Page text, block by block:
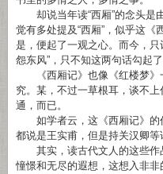
却说当年读“西厢”的念头是由
觉有多处提及“西厢”，似乎这
是，便起了一观之心。而今，
怨东风”，只不知这两句话勾起
《西厢记》也像《红楼梦》
究。某，不过一草根耳，谈不
通，而已。
如学者云，这《西厢记》的
都说是王实甫，但是持关汉卿等
其实，读古代文人的这些作
憧憬和无尽的遐想，这想入非